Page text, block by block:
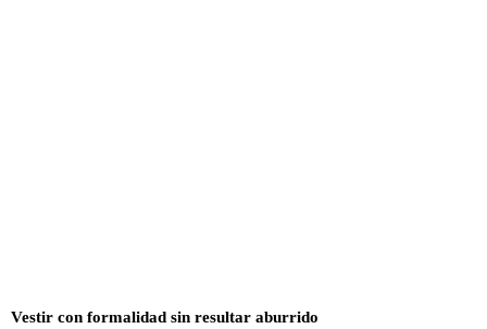
Vestir con formalidad sin resultar aburrido